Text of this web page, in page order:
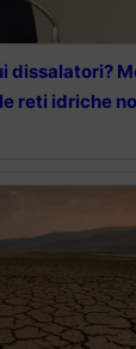
dissalatori?
reti idriche